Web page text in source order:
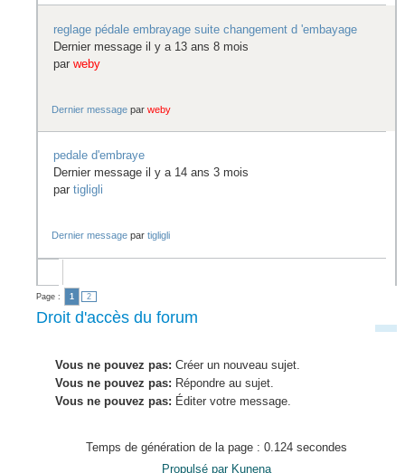
reglage pédale embrayage suite changement d 'embayage
Dernier message il y a 13 ans 8 mois
par weby
Dernier message parweby
pedale d'embraye
Dernier message il y a 14 ans 3 mois
par tigligli
Dernier message partigligli
Page : 1 2
Droit d'accès du forum
Vous ne pouvez pas: Créer un nouveau sujet.
Vous ne pouvez pas: Répondre au sujet.
Vous ne pouvez pas: Éditer votre message.
Temps de génération de la page : 0.124 secondes
Propulsé par Kunena